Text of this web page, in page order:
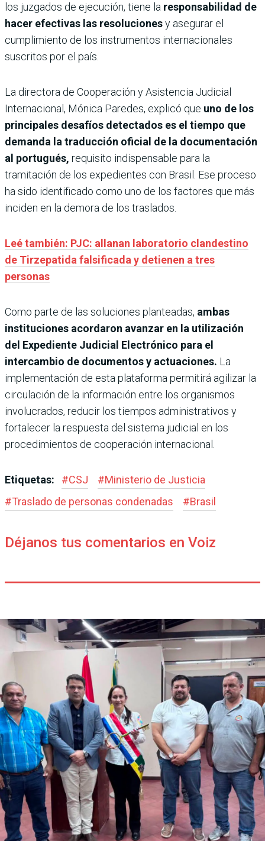
los juzgados de ejecución, tiene la responsabilidad de
hacer efectivas las resolucionesy asegurar el
cumplimiento de los instrumentos internacionales
suscritos por el país.
La directora de Cooperación y Asistencia Judicial
Internacional, Mónica Paredes, explicó que uno de los
principales desafíos detectados es el tiempo que
demanda la traducción oficial de la documentación
al portugués, requisito indispensable para la
tramitación de los expedientes con Brasil. Ese proceso
ha sido identificado como uno de los factores que más
inciden en la demora de los traslados.
Leé también: PJC: allanan laboratorio clandestino
de Tirzepatida falsificada y detienen a tres
personas
Como parte de las soluciones planteadas, ambas
instituciones acordaron avanzar en la utilización
del Expediente Judicial Electrónico para el
intercambio de documentos y actuaciones. La
implementación de esta plataforma permitirá agilizar la
circulación de la información entre los organismos
involucrados, reducir los tiempos administrativos y
fortalecer la respuesta del sistema judicial en los
procedimientos de cooperación internacional.
Etiquetas: #CSJ #Ministerio de Justicia
#Traslado de personas condenadas #Brasil
Déjanos tus comentarios en Voiz